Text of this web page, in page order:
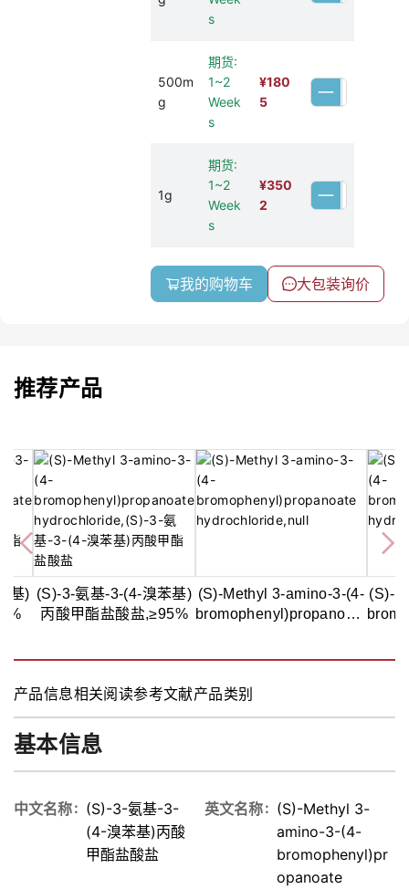
s
500m
g
期货:
1~2
Week
s
¥180
5
1g
期货:
1~2
Week
s
¥350
2
我的购物车 大包装询价
推荐产品
基) (S)-3-氨基-3-(4-溴苯基)
丙酸甲酯盐酸盐,≥95%
(S)-Methyl 3-amino-3-(4-
bromophenyl)propanoate
(S)-
产品信息相关阅读参考文献产品类别
基本信息
中文名称
(S)-3-氨基-3-
(4-溴苯基)丙酸
甲酯盐酸盐
英文名称
(S)-Methyl 3-
amino-3-(4-
bromophenyl)pr
opanoate